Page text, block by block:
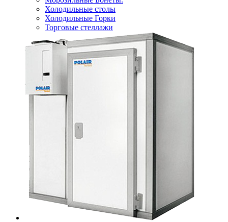
Холодильные столы
Холодильные Горки
Торговые стеллажи